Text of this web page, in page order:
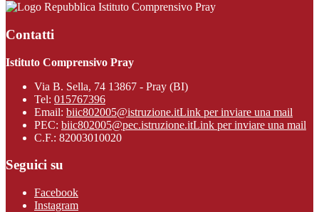
Istituto Comprensivo Pray
Contatti
Istituto Comprensivo Pray
Via B. Sella, 74 13867 - Pray (BI)
Tel: 015767396
Email: biic802005@istruzione.itLink per inviare una mail
PEC: biic802005@pec.istruzione.itLink per inviare una mail
C.F.: 82003010020
Seguici su
Facebook
Instagram